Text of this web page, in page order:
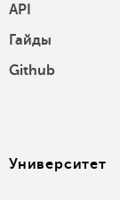
API
Гайды
Github
Университет